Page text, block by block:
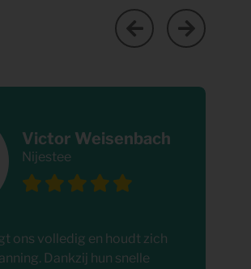
Victor Weisenbach
Nijestee
ons volledig en houdt zich
Dankzij hun snelle